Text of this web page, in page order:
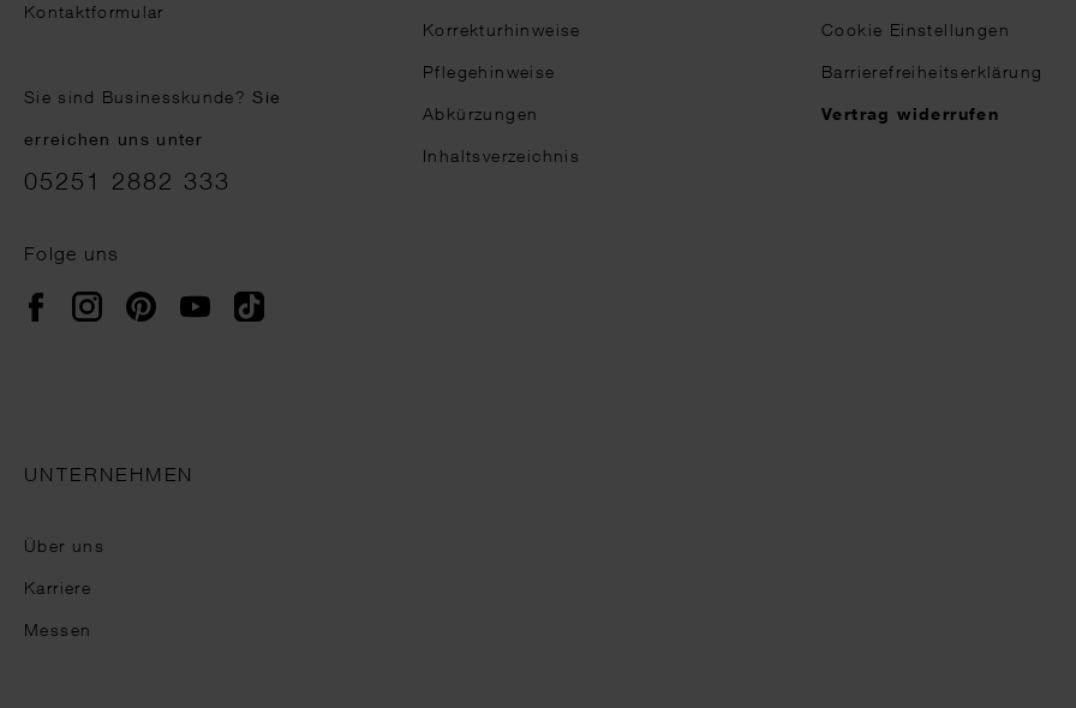
Kontaktformular
Sie sind Businesskunde?Sie
erreichen uns unter
05251 2882 333
Folge uns
FacebookInstagramPinterestYouTubeTikTok
Korrekturhinweise
Pflegehinweise
Abkürzungen
Inhaltsverzeichnis
Cookie Einstellungen
Barrierefreiheitserklärung
Vertrag widerrufen
UNTERNEHMEN
Über uns
Karriere
Messen